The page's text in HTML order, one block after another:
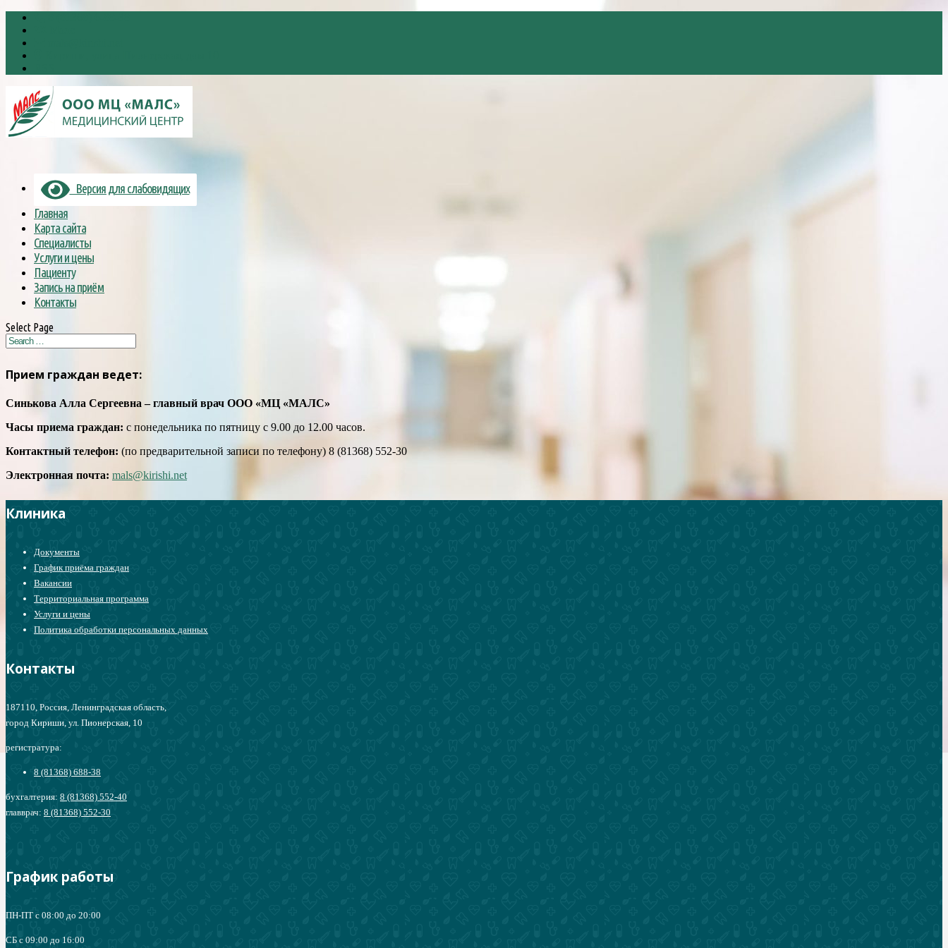
Версия для слабовидящих
Главная
Карта сайта
Специалисты
Услуги и цены
Пациенту
Запись на приём
Контакты
Select Page
Прием граждан ведет:
Синькова Алла Сергеевна – главный врач ООО «МЦ «МАЛС»
Часы приема граждан: с понедельника по пятницу с 9.00 до 12.00 часов.
Контактный телефон: (по предварительной записи по телефону) 8 (81368) 552-30
Электронная почта: mals@kirishi.net
Клиника
Документы
График приёма граждан
Вакансии
Территориальная программа
Услуги и цены
Политика обработки персональных данных
Контакты
187110, Россия, Ленинградская область,
город Кириши, ул. Пионерская, 10
регистратура:
8 (81368) 688-38
бухгалтерия: 8 (81368) 552-40
главврач: 8 (81368) 552-30
График работы
ПН-ПТ с 08:00 до 20:00
СБ c 09:00 до 16:00